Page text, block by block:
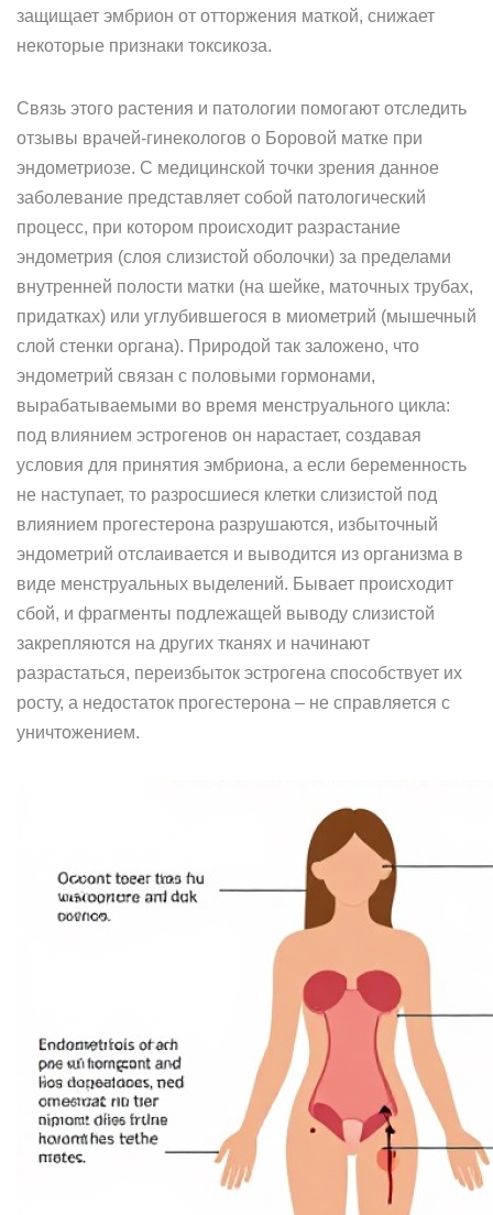
защищает эмбрион от отторжения маткой, снижает
некоторые признаки токсикоза.
Связь этого растения и патологии помогают отследить
отзывы врачей-гинекологов о Боровой матке при
эндометриозе. С медицинской точки зрения данное
заболевание представляет собой патологический
процесс, при котором происходит разрастание
эндометрия (слоя слизистой оболочки) за пределами
внутренней полости матки (на шейке, маточных трубах,
придатках) или углубившегося в миометрий (мышечный
слой стенки органа). Природой так заложено, что
эндометрий связан с половыми гормонами,
вырабатываемыми во время менструального цикла:
под влиянием эстрогенов он нарастает, создавая
условия для принятия эмбриона, а если беременность
не наступает, то разросшиеся клетки слизистой под
влиянием прогестерона разрушаются, избыточный
эндометрий отслаивается и выводится из организма в
виде менструальных выделений. Бывает происходит
сбой, и фрагменты подлежащей выводу слизистой
закрепляются на других тканях и начинают
разрастаться, переизбыток эстрогена способствует их
росту, а недостаток прогестерона – не справляется с
уничтожением.